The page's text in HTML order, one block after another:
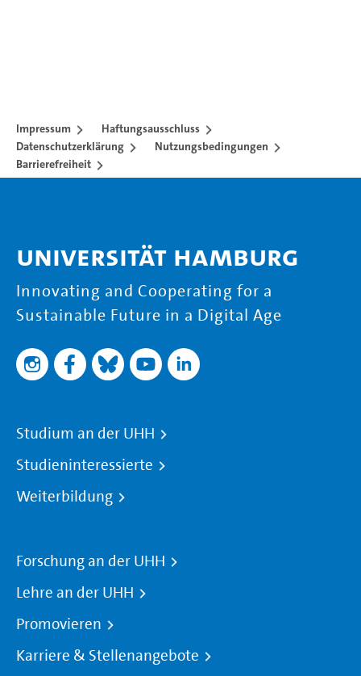
Impressum
Haftungsausschluss
Datenschutzerklärung
Nutzungsbedingungen
Barrierefreiheit
Universität Hamburg
Innovating and Cooperating for a
Sustainable Future in a Digital Age
Studium an der UHH
Studieninteressierte
Weiterbildung
Forschung an der UHH
Lehre an der UHH
Promovieren
Karriere & Stellenangebote